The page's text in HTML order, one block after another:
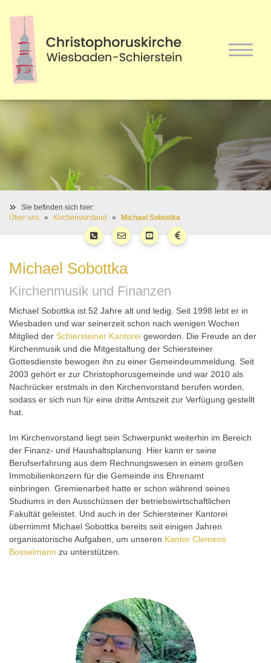
Sie befinden sich hier:
Über uns
Kirchenvorstand Michael Sobottka
Michael Sobottka
Kirchenmusik und Finanzen
Michael Sobottka ist 52 Jahre alt und ledig. Seit 1998 lebt er in
Wiesbaden und war seinerzeit schon nach wenigen Wochen
Mitglied der Schiersteiner Kantorei geworden. Die Freude an der
Kirchenmusik und die Mitgestaltung der Schiersteiner
Gottesdienste bewogen ihn zu einer Gemeindeummeldung. Seit
2003 gehört er zur Christophorusgemeinde und war 2010 als
Nachrücker erstmals in den Kirchenvorstand berufen worden,
sodass er sich nun für eine dritte Amtszeit zur Verfügung gestellt
hat.
Im Kirchenvorstand liegt sein Schwerpunkt weiterhin im Bereich
der Finanz- und Haushaltsplanung. Hier kann er seine
Berufserfahrung aus dem Rechnungswesen in einem großen
Immobilienkonzern für die Gemeinde ins Ehrenamt
einbringen. Gremienarbeit hatte er schon während seines
Studiums in den Ausschüssen der betriebswirtschaftlichen
Fakultät geleistet. Und auch in der Schiersteiner Kantorei
übernimmt Michael Sobottka bereits seit einigen Jahren
organisatorische Aufgaben, um unseren Kantor Clemens
Bosselmann zu unterstützen.